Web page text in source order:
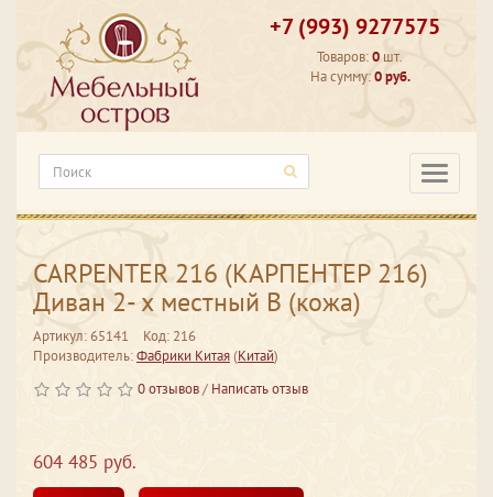
+7 (993) 9277575
Товаров:0 шт.
На сумму:0 руб.
CARPENTER 216 (КАРПЕНТЕР 216)
Диван 2- х местный В (кожа)
Артикул: 65141
Код: 216
Производитель:Фабрики Китая(Китай)
0 отзывов/ Написать отзыв
604 485 руб.